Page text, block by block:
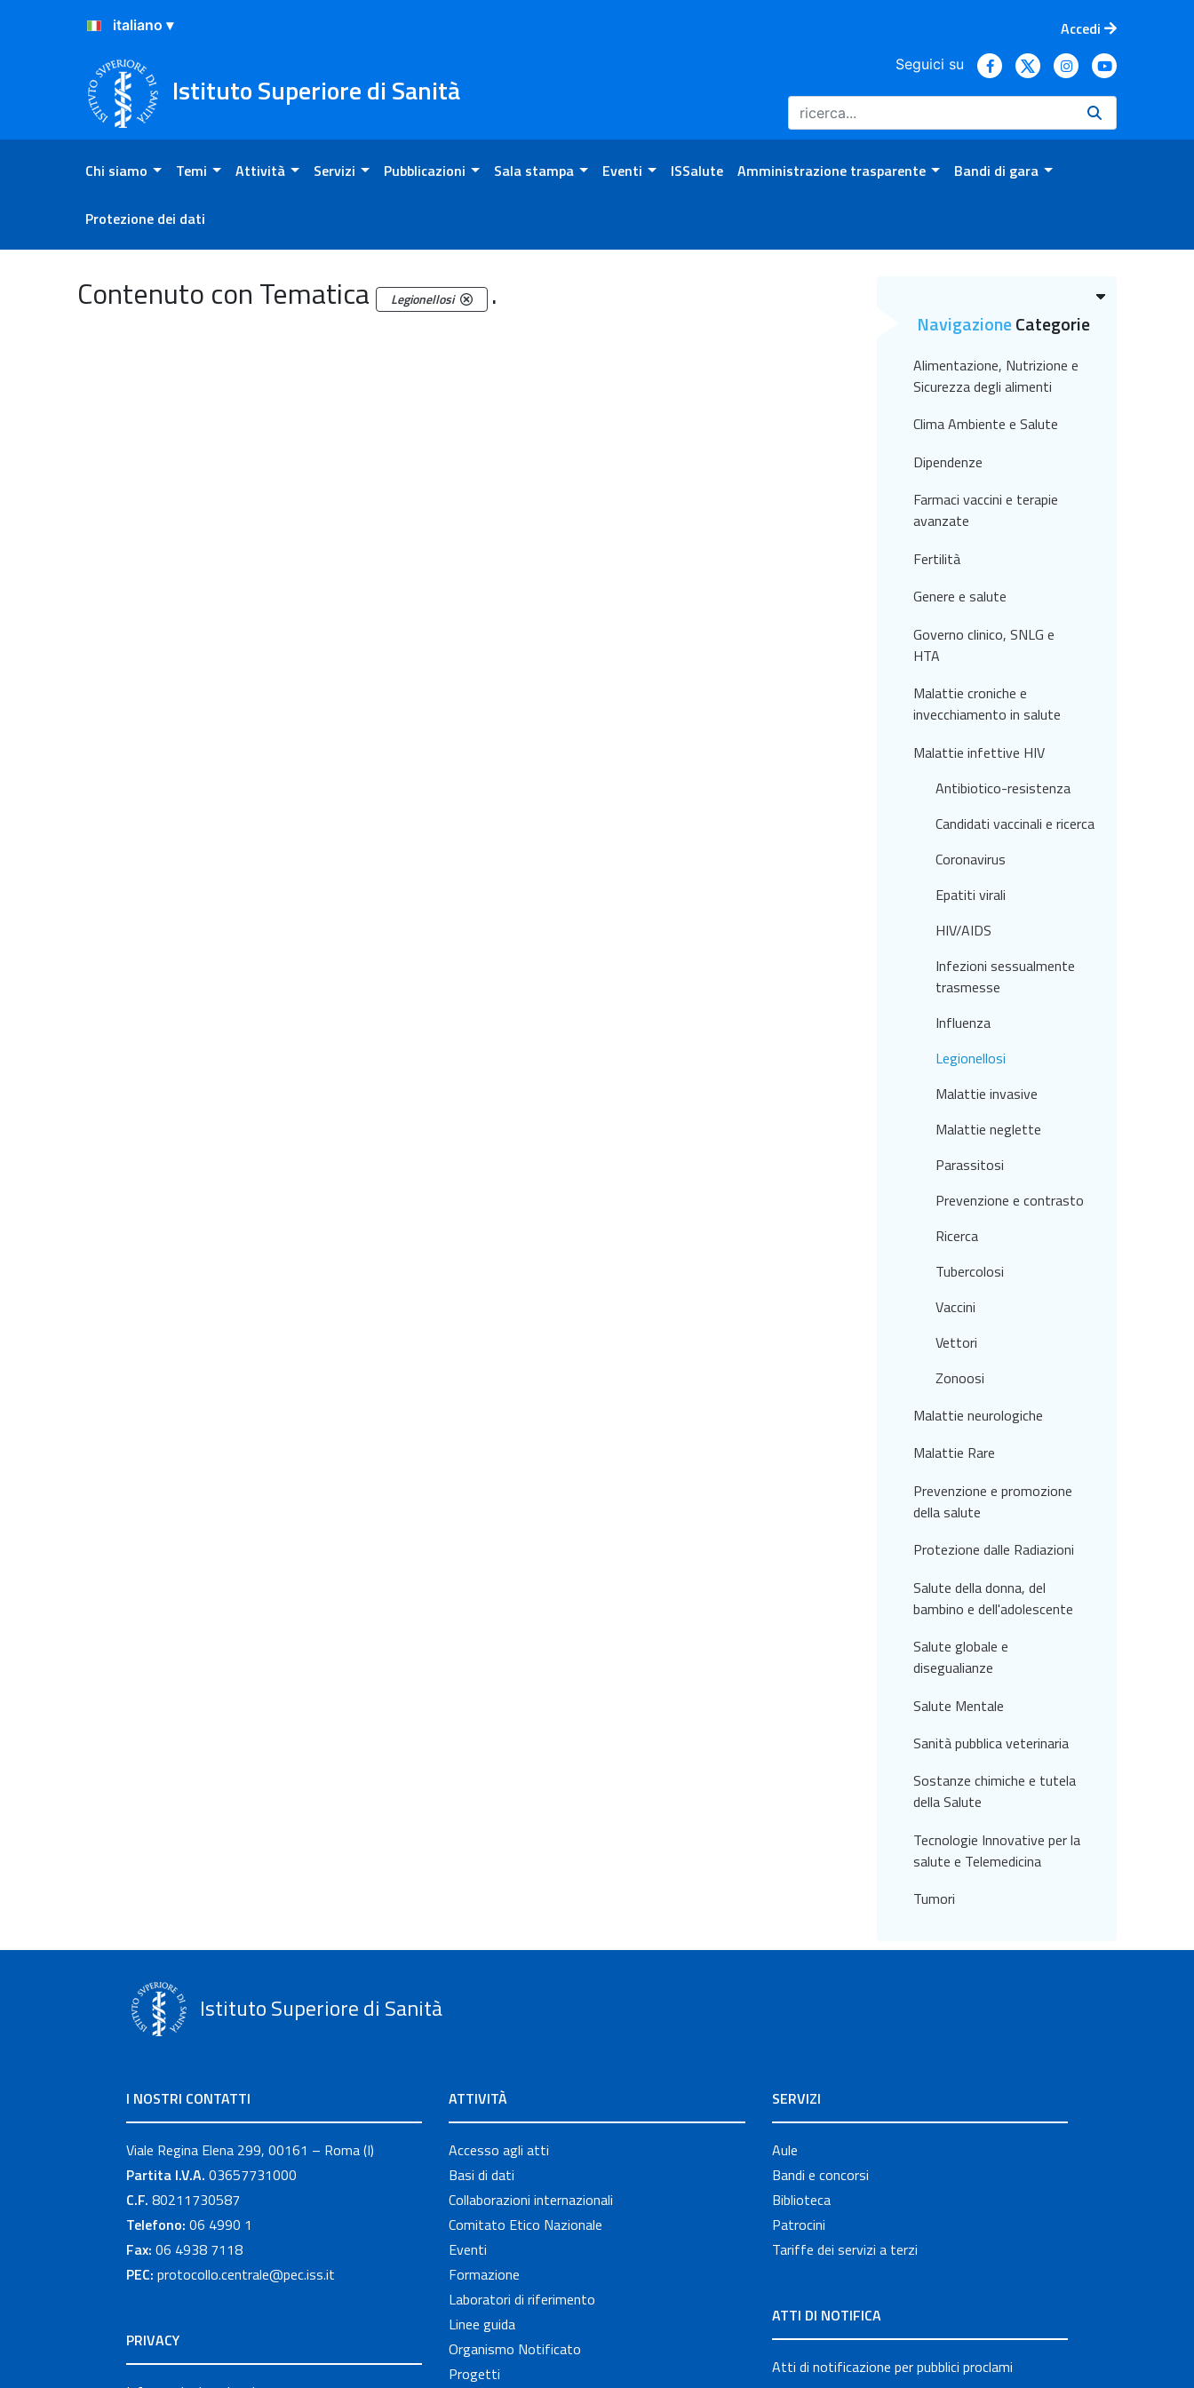
Salta al Contenuto
Salta al Footer
Accedi
Istituto Superiore di Sanità
Seguici su
Chi siamo Temi Attività Servizi Pubblicazioni Sala stampa Eventi ISSalute Amministrazione trasparente Bandi di gara
Protezione dei dati
ArchivioContenuto con Tematica Legionellosi .
NavigazioneCategorie
Alimentazione, Nutrizione e
Sicurezza degli alimenti
Clima Ambiente e Salute
Dipendenze
Farmaci vaccini e terapie
avanzate
Fertilità
Genere e salute
Governo clinico, SNLG e
HTA
Malattie croniche e
invecchiamento in salute
Malattie infettive HIV
Antibiotico-resistenza
Candidati vaccinali e ricerca
Coronavirus
Epatiti virali
HIV/AIDS
Infezioni sessualmente
trasmesse
Influenza
Legionellosi
Malattie invasive
Malattie neglette
Parassitosi
Prevenzione e contrasto
Ricerca
Tubercolosi
Vaccini
Vettori
Zonoosi
Malattie neurologiche
Malattie Rare
Prevenzione e promozione
della salute
Protezione dalle Radiazioni
Salute della donna, del
bambino e dell'adolescente
Salute globale e
disegualianze
Salute Mentale
Sanità pubblica veterinaria
Sostanze chimiche e tutela
della Salute
Tecnologie Innovative per la
salute e Telemedicina
Tumori
Istituto Superiore di Sanità
I NOSTRI CONTATTI
Viale Regina Elena 299, 00161 – Roma (I)
Partita I.V.A. 03657731000
C.F. 80211730587
Telefono: 06 4990 1
Fax: 06 4938 7118
PEC: protocollo.centrale@pec.iss.it
PRIVACY
ATTIVITÀ
Accesso agli atti
Basi di dati
Collaborazioni internazionali
Comitato Etico Nazionale
Eventi
Formazione
Laboratori di riferimento
Linee guida
Organismo Notificato
Progetti
SERVIZI
Aule
Bandi e concorsi
Biblioteca
Patrocini
Tariffe dei servizi a terzi
ATTI DI NOTIFICA
Atti di notificazione per pubblici proclami